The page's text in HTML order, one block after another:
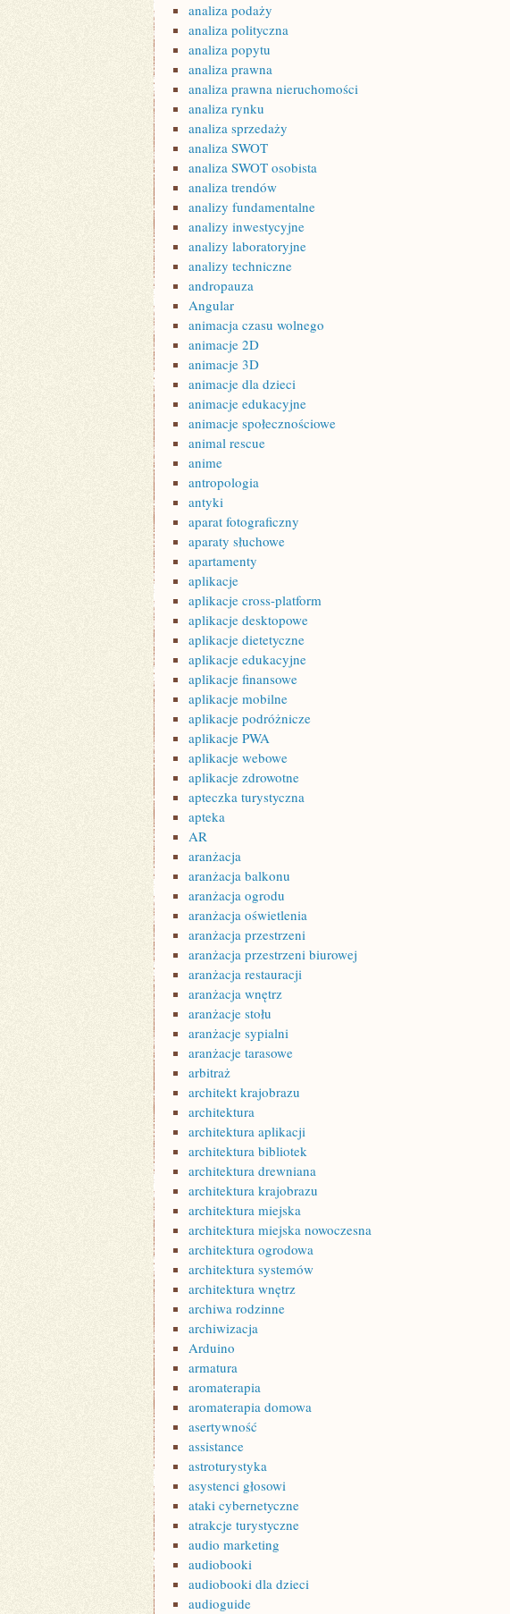
analiza podaży
analiza polityczna
analiza popytu
analiza prawna
analiza prawna nieruchomości
analiza rynku
analiza sprzedaży
analiza SWOT
analiza SWOT osobista
analiza trendów
analizy fundamentalne
analizy inwestycyjne
analizy laboratoryjne
analizy techniczne
andropauza
Angular
animacja czasu wolnego
animacje 2D
animacje 3D
animacje dla dzieci
animacje edukacyjne
animacje społecznościowe
animal rescue
anime
antropologia
antyki
aparat fotograficzny
aparaty słuchowe
apartamenty
aplikacje
aplikacje cross-platform
aplikacje desktopowe
aplikacje dietetyczne
aplikacje edukacyjne
aplikacje finansowe
aplikacje mobilne
aplikacje podróżnicze
aplikacje PWA
aplikacje webowe
aplikacje zdrowotne
apteczka turystyczna
apteka
AR
aranżacja
aranżacja balkonu
aranżacja ogrodu
aranżacja oświetlenia
aranżacja przestrzeni
aranżacja przestrzeni biurowej
aranżacja restauracji
aranżacja wnętrz
aranżacje stołu
aranżacje sypialni
aranżacje tarasowe
arbitraż
architekt krajobrazu
architektura
architektura aplikacji
architektura bibliotek
architektura drewniana
architektura krajobrazu
architektura miejska
architektura miejska nowoczesna
architektura ogrodowa
architektura systemów
architektura wnętrz
archiwa rodzinne
archiwizacja
Arduino
armatura
aromaterapia
aromaterapia domowa
asertywność
assistance
astroturystyka
asystenci głosowi
ataki cybernetyczne
atrakcje turystyczne
audio marketing
audiobooki
audiobooki dla dzieci
audioguide